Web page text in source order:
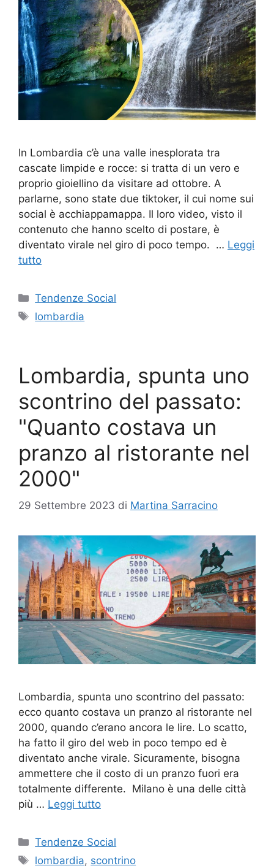
In Lombardia c’è una valle inesplorata tra
cascate limpide e rocce: si tratta di un vero e
proprio gioiellino da visitare ad ottobre. A
parlarne, sono state due tiktoker, il cui nome sui
social è acchiappamappa. Il loro video, visto il
contenuto che hanno scelto di postare, è
diventato virale nel giro di poco tempo. … Leggi
tutto
Categorie
Tendenze Social
Tag
lombardia
Lombardia, spunta uno
scontrino del passato:
"Quanto costava un
pranzo al ristorante nel
2000"
29 Settembre 2023 di Martina Sarracino
Lombardia, spunta uno scontrino del passato:
ecco quanto costava un pranzo al ristorante nel
2000, quando c’erano ancora le lire. Lo scatto,
ha fatto il giro del web in poco tempo ed è
diventato anche virale. Sicuramente, bisogna
ammettere che il costo di un pranzo fuori era
totalmente differente. Milano è una delle città
più … Leggi tutto
Categorie
Tendenze Social
Tag
lombardia, scontrino